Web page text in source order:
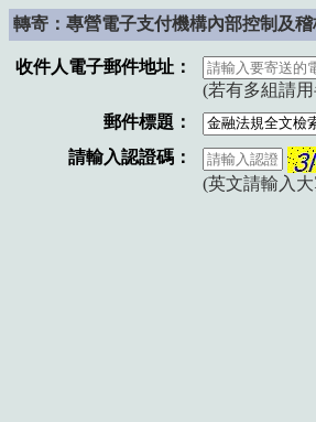
轉寄：專營電子支付機構內部控制及稽
收件人電子郵件地址：
(若有多組請
郵件標題：
請輸入認證碼：
(英文請輸入